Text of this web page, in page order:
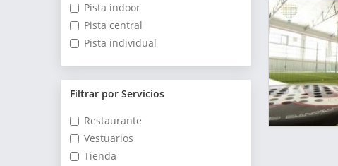
Pista indoor
Pista central
Pista individual
Filtrar por Servicios
Restaurante
Vestuarios
Tienda